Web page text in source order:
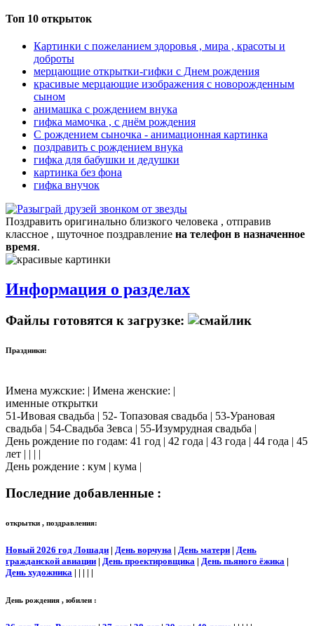
Топ 10 открыток
Картинки с пожеланием здоровья , мира , красоты и
доброты
мерцающие открытки-гифки с Днем рождения
красивые мерцающие изображения с новорожденным
сыном
анимашка с рождением внука
гифка мамочка , с днём рождения
С рождением сыночка - анимационная картинка
поздравить с рождением внука
гифка для бабушки и дедушки
картинка без фона
гифка внучок
Поздравить оригинально близкого человека , отправив
классное , шуточное поздравление на телефон в назначенное
время.
Информация о разделах
Файлы готовятся к загрузке:
Праздники:
Имена мужские: | Имена женские: |
именные открытки
51-Ивовая свадьба | 52- Топазовая свадьба | 53-Урановая
свадьба | 54-Свадьба Зевса | 55-Изумрудная свадьба |
День рождение по годам: 41 год | 42 года | 43 года | 44 года | 45
лет | | | |
День рождение : кум | кума |
Последние добавленные :
открытки , поздравления:
Новый 2026 год Лошади | День ворчуна | День матери | День
гражданской авиации | День проектировщика | День пьяного ёжика |
День художника | | | | |
День рождения , юбилеи :